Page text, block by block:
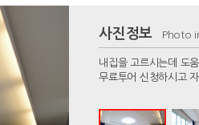
사진정보 Photo
내집을 고르시는데 도
무료투어 신청하시고